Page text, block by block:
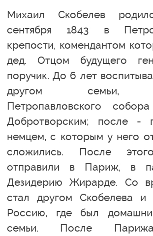
Михаил Скобелев
сентября 1843 в
крепости, комендантом
дед. Отцом будущего
поручик. До 6 лет
другом семьи,
Петропавловского
Добротворским; после -
немцем, с которым у него
сложились. После
отправили в Париж, в
Дезидерию Жирарде. Со
стал другом Скобелева и
Россию, где был
семьи. После